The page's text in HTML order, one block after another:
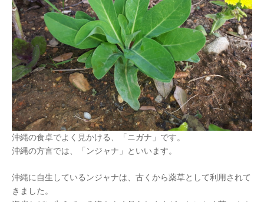
沖縄の食卓でよく見かける、「ニガナ」です。
沖縄の方言では、「ンジャナ」といいます。
沖縄に自生しているンジャナは、古くから薬草として利用されて
きました。